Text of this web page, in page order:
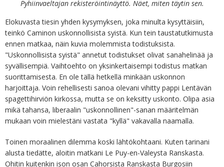
Pyhiinvaeltajan rekisteröintinäyttö. Näet, miten täytin sen.
Elokuvasta tiesin yhden kysymyksen, joka minulta kysyttäisiin,
teinkö Caminon uskonnollisista syistä. Kun tein taustatutkimusta
ennen matkaa, näin kuvia molemmista todistuksista.
"Uskonnollisista syistä" annetut todistukset olivat sanahelinää ja
syvällisempiä. Vaihtoehto on yksinkertaisempi todistus matkan
suorittamisesta. En ole tällä hetkellä minkään uskonnon
harjoittaja. Voin rehellisesti sanoa olevani vihitty pappi Lentävän
spagettihirviön kirkossa, mutta se on keksitty uskonto. Olipa asia
mikä tahansa, liberaalin "uskonnollinen"-sanan määritelmän
mukaan voin mielestäni vastata "kyllä" vakavalla naamalla.
Toinen moraalinen dilemma koski lähtökohtaani. Kuten tarinani
alusta tiedätte, aloitin matkani Le Puy-en-Valeysta Ranskasta.
Ohitin kuitenkin ison osan Cahorsista Ranskasta Burgosiin